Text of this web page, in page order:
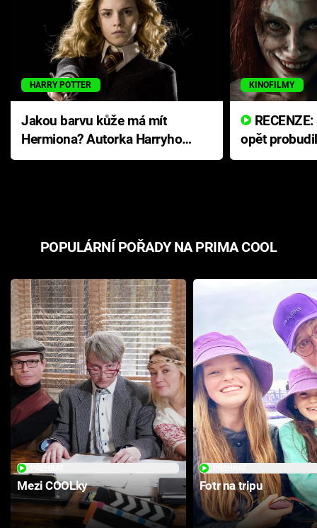
HARRY POTTER
Jakou barvu kůže má mít
Hermiona? Autorka Harryho
Pottera přišla s ráznou
KINOFILMY
opět
přichází s
POPULÁRNÍ POŘADY NA PRIMA COOL
Mezi COOLky Fotr na tripu